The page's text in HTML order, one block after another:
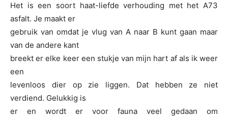
Het is een soort haat-liefde verhouding met het A73
asfalt. Je maakt er
gebruik van omdat je vlug van A naar B kunt gaan maar
van de andere kant
breekt er elke keer een stukje van mijn hart af als ik weer
een
levenloos dier op zie liggen. Dat hebben ze niet
verdiend. Gelukkig is
er en wordt er voor fauna veel gedaan om